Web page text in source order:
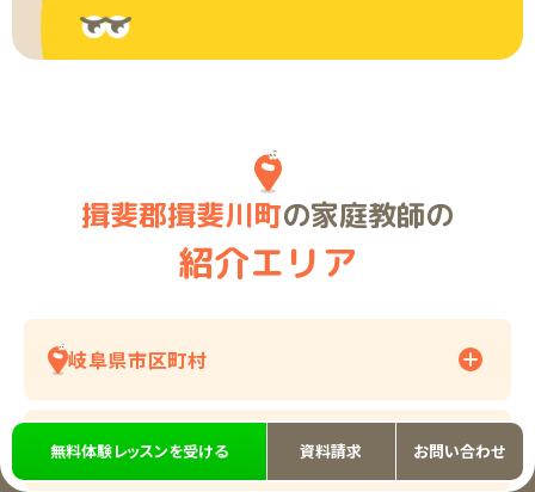
揖斐郡揖斐川町の家庭教師の
紹介エリア
岐阜県市区町村
その他の紹介エリア
無料体験レッスンを受ける 資料請求 お問い合わせ